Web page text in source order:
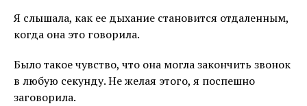
Я слышала, как ее дыхание становится отдаленным,
когда она это говорила.
Было такое чувство, что она могла закончить звонок
в любую секунду. Не желая этого, я поспешно
заговорила.